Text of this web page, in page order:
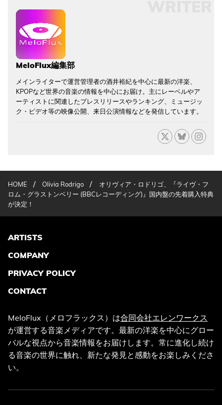
MeloFlux編集部
メインライターで運営管理者の酒井裕紀を中心に最新の洋楽、
KPOPなど世界の音楽の情報を中心にお届け。主にレーベルやア
ーティストに関連したプレスリリースやランキング、ミュージッ
ク・ビデオ等の映像公開、来日公演情報などを発信しています。
HOME / Olivia Rodrigo /
オリヴィア・ロドリゴ、『ライヴ・フ
ロム・グラストンベリー (BBCレコーディング)』国内盤の先着購入特典
が決定！
ARTISTS
COMPANY
PRIVACY POLICY
CONTACT
MeloFlux（メロフラックス）は合同会社エレンワークス
が運営する音楽メディアです。最新の洋楽を中心にグロー
バルな視点から音楽情報をお届けします。常に進化し続け
る音楽の世界に触れ、新たな発見と感動をお楽しみくださ
い。